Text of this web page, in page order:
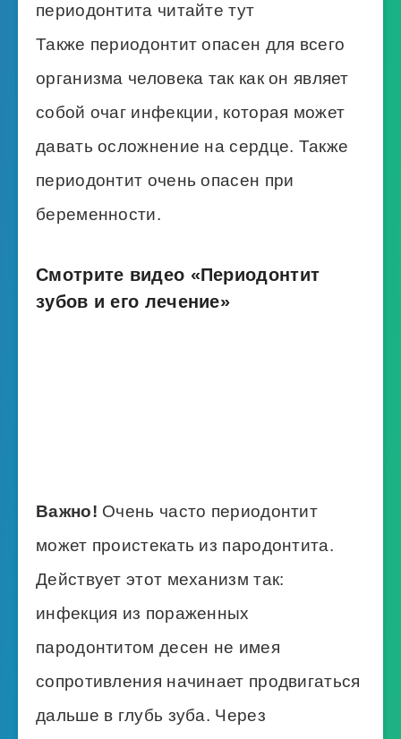
периодонтита читайте тут
Также периодонтит опасен для всего
организма человека так как он являет
собой очаг инфекции, которая может
давать осложнение на сердце. Также
периодонтит очень опасен при
беременности.
Смотрите видео «Периодонтит
зубов и его лечение»
Важно! Очень часто периодонтит
может проистекать из пародонтита.
Действует этот механизм так:
инфекция из пораженных
пародонтитом десен не имея
сопротивления начинает продвигаться
дальше в глубь зуба. Через